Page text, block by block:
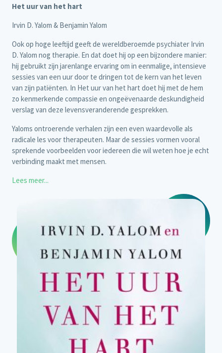
Het uur van het hart
Irvin D. Yalom & Benjamin Yalom
Ook op hoge leeftijd geeft de wereldberoemde psychiater Irvin
D. Yalom nog therapie. En dat doet hij op een bijzondere manier:
hij gebruikt zijn jarenlange ervaring om in eenmalige, intensieve
sessies van een uur door te dringen tot de kern van het leven
van zijn patiënten. In Het uur van het hart doet hij met de hem
zo kenmerkende compassie en ongeëvenaarde deskundigheid
verslag van deze levensveranderende gesprekken.
Yaloms ontroerende verhalen zijn een even waardevolle als
radicale les voor therapeuten. Maar de sessies vormen vooral
sprekende voorbeelden voor iedereen die wil weten hoe je echt
verbinding maakt met mensen.
Lees meer...